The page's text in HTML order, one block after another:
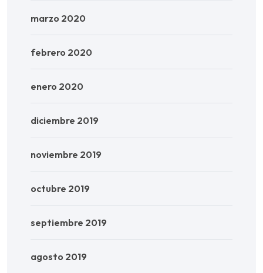
marzo 2020
febrero 2020
enero 2020
diciembre 2019
noviembre 2019
octubre 2019
septiembre 2019
agosto 2019